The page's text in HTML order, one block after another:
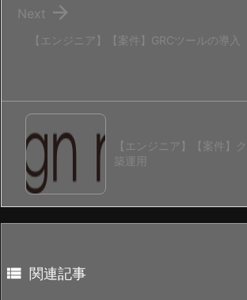
【エンジニア】【案件】GRCツールの導入

Next
【エンジニア】【案件】
築運用
 関連記事